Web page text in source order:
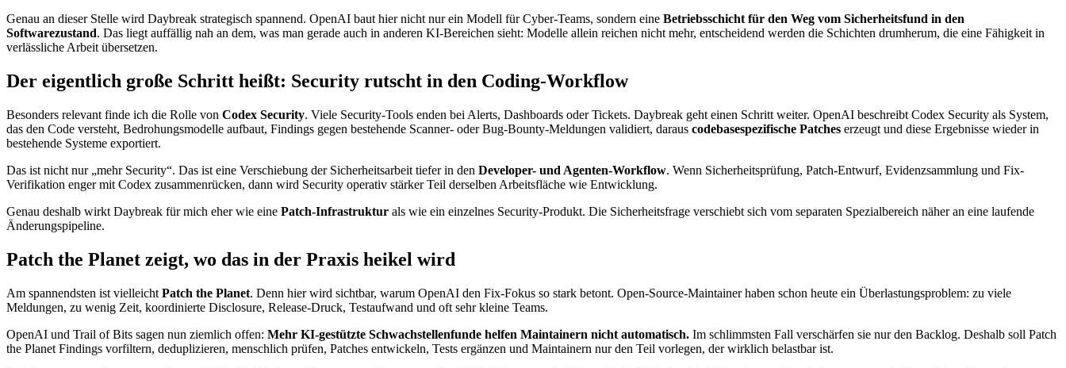
Genau an dieser Stelle wird Daybreak strategisch spannend. OpenAI baut hier nicht nur ein Modell für Cyber-Teams, sondern eine Betriebsschicht für den Weg vom Sicherheitsfund in den
Softwarezustand. Das liegt auffällig nah an dem, was man gerade auch in anderen KI-Bereichen sieht: Modelle allein reichen nicht mehr, entscheidend werden die Schichten drumherum, die eine Fähigkeit in
verlässliche Arbeit übersetzen.
Der eigentlich große Schritt heißt: Security rutscht in den Coding-Workflow
Besonders relevant finde ich die Rolle von Codex Security. Viele Security-Tools enden bei Alerts, Dashboards oder Tickets. Daybreak geht einen Schritt weiter. OpenAI beschreibt Codex Security als System,
das den Code versteht, Bedrohungsmodelle aufbaut, Findings gegen bestehende Scanner- oder Bug-Bounty-Meldungen validiert, daraus codebasespezifische Patches erzeugt und diese Ergebnisse wieder in
bestehende Systeme exportiert.
Das ist nicht nur „mehr Security“. Das ist eine Verschiebung der Sicherheitsarbeit tiefer in den Developer- und Agenten-Workflow. Wenn Sicherheitsprüfung, Patch-Entwurf, Evidenzsammlung und Fix-
Verifikation enger mit Codex zusammenrücken, dann wird Security operativ stärker Teil derselben Arbeitsfläche wie Entwicklung.
Genau deshalb wirkt Daybreak für mich eher wie eine Patch-Infrastruktur als wie ein einzelnes Security-Produkt. Die Sicherheitsfrage verschiebt sich vom separaten Spezialbereich näher an eine laufende
Änderungspipeline.
Patch the Planet zeigt, wo das in der Praxis heikel wird
Am spannendsten ist vielleicht Patch the Planet. Denn hier wird sichtbar, warum OpenAI den Fix-Fokus so stark betont. Open-Source-Maintainer haben schon heute ein Überlastungsproblem: zu viele
Meldungen, zu wenig Zeit, koordinierte Disclosure, Release-Druck, Testaufwand und oft sehr kleine Teams.
OpenAI und Trail of Bits sagen nun ziemlich offen: Mehr KI-gestützte Schwachstellenfunde helfen Maintainern nicht automatisch. Im schlimmsten Fall verschärfen sie nur den Backlog. Deshalb soll Patch
the Planet Findings vorfiltern, deduplizieren, menschlich prüfen, Patches entwickeln, Tests ergänzen und Maintainern nur den Teil vorlegen, der wirklich belastbar ist.